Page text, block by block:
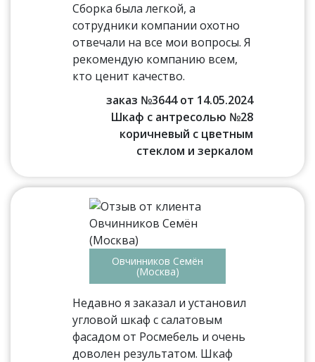
Сборка была легкой, а
сотрудники компании охотно
отвечали на все мои вопросы. Я
рекомендую компанию всем,
кто ценит качество.
заказ №3644 от 14.05.2024
Шкаф с антресолью №28
коричневый с цветным
стеклом и зеркалом
Овчинников Семён
(Москва)
Недавно я заказал и установил
угловой шкаф с салатовым
фасадом от Росмебель и очень
доволен результатом. Шкаф